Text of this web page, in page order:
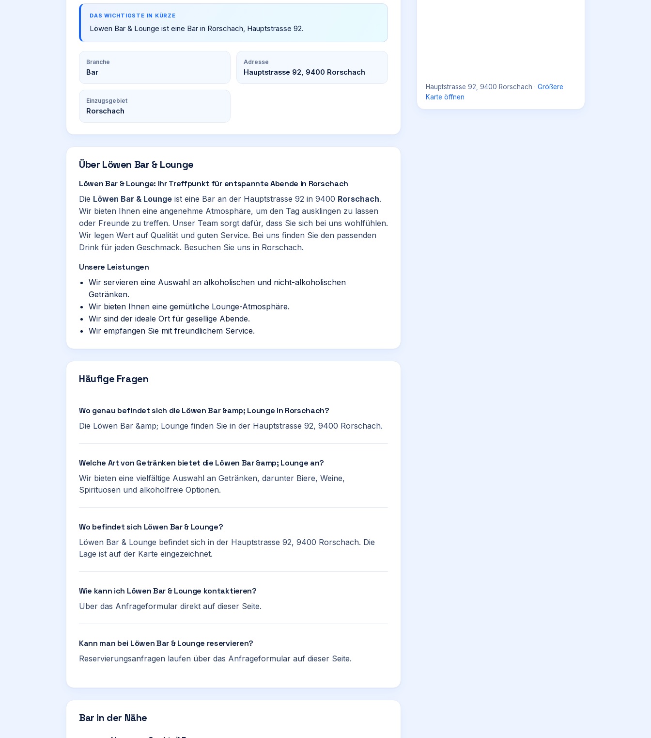
DAS WICHTIGSTE IN KÜRZE
Löwen Bar & Lounge ist eine Bar in Rorschach, Hauptstrasse 92.
Branche
Bar
Adresse
Hauptstrasse 92, 9400 Rorschach
Einzugsgebiet
Rorschach
Über Löwen Bar & Lounge
Löwen Bar & Lounge: Ihr Treffpunkt für entspannte Abende in Rorschach
Die Löwen Bar & Lounge ist eine Bar an der Hauptstrasse 92 in 9400 Rorschach.
Wir bieten Ihnen eine angenehme Atmosphäre, um den Tag ausklingen zu lassen
oder Freunde zu treffen. Unser Team sorgt dafür, dass Sie sich bei uns wohlfühlen.
Wir legen Wert auf Qualität und guten Service. Bei uns finden Sie den passenden
Drink für jeden Geschmack. Besuchen Sie uns in Rorschach.
Unsere Leistungen
Wir servieren eine Auswahl an alkoholischen und nicht-alkoholischen
Getränken.
Wir bieten Ihnen eine gemütliche Lounge-Atmosphäre.
Wir sind der ideale Ort für gesellige Abende.
Wir empfangen Sie mit freundlichem Service.
Häufige Fragen
Wo genau befindet sich die Löwen Bar &amp; Lounge in Rorschach?
Die Löwen Bar &amp; Lounge finden Sie in der Hauptstrasse 92, 9400 Rorschach.
Welche Art von Getränken bietet die Löwen Bar &amp; Lounge an?
Wir bieten eine vielfältige Auswahl an Getränken, darunter Biere, Weine,
Spirituosen und alkoholfreie Optionen.
Wo befindet sich Löwen Bar & Lounge?
Löwen Bar & Lounge befindet sich in der Hauptstrasse 92, 9400 Rorschach. Die
Lage ist auf der Karte eingezeichnet.
Wie kann ich Löwen Bar & Lounge kontaktieren?
Über das Anfrageformular direkt auf dieser Seite.
Kann man bei Löwen Bar & Lounge reservieren?
Reservierungsanfragen laufen über das Anfrageformular auf dieser Seite.
Bar in der Nähe
Hauptstrasse 92, 9400 Rorschach · Größere
Karte öffnen